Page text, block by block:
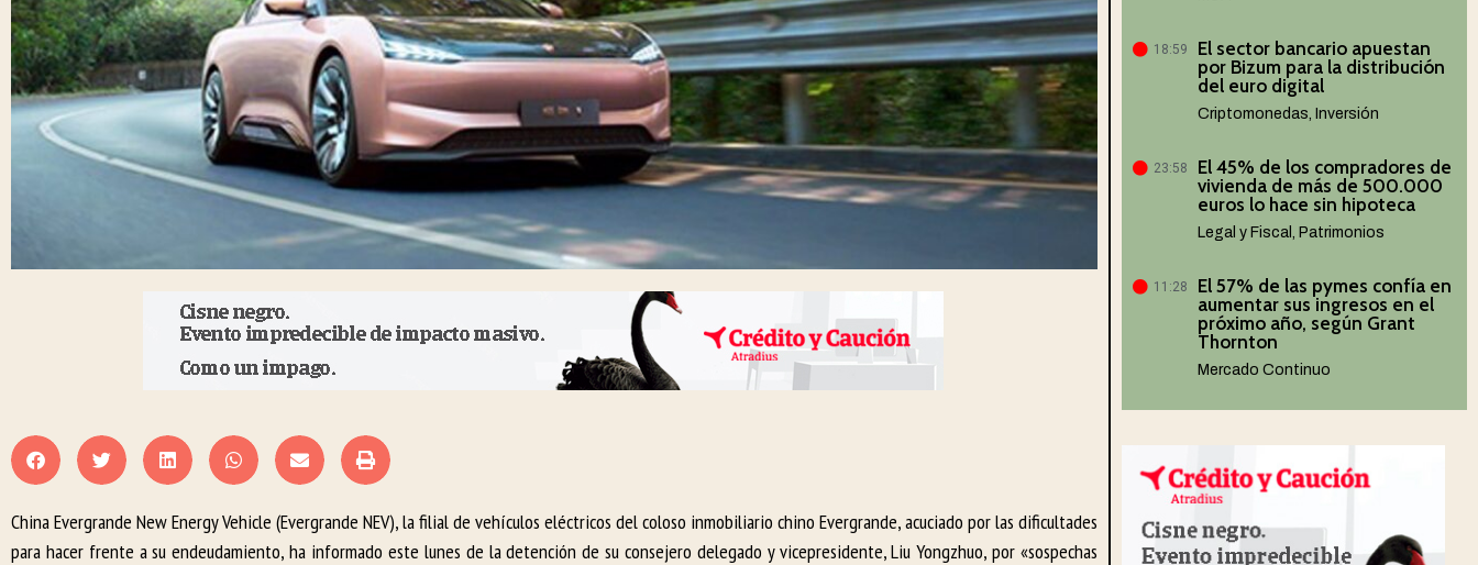
China Evergrande New Energy Vehicle (Evergrande NEV), la filial de vehículos eléctricos del coloso inmobiliario chino Evergrande, acuciado por las dificultades
para hacer frente a su endeudamiento, ha informado este lunes de la detención de su consejero delegado y vicepresidente, Liu Yongzhuo, por «sospechas
18:59
El sector bancario apuestan
por Bizum para la distribución
del euro digital
Criptomonedas Inversión
23:58
El 45% de los compradores de
vivienda de más de 500.000
euros lo hace sin hipoteca
Legal y Fiscal Patrimonios
11:28
El 57% de las pymes confía en
aumentar sus ingresos en el
próximo año, según Grant
Thornton
Mercado Continuo